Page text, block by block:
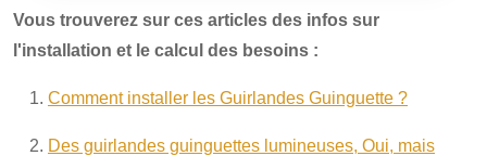
Vous trouverez sur ces articles des infos sur
l'installation et le calcul des besoins :
Comment installer les Guirlandes Guinguette ?
Des guirlandes guinguettes lumineuses, Oui, mais